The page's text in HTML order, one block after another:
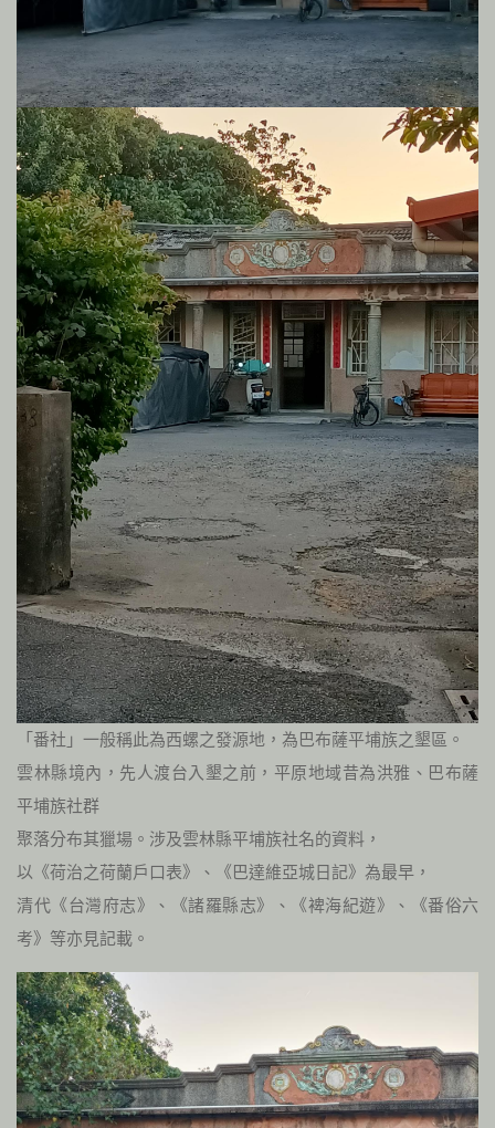
「番社」一般稱此為西螺之發源地，為巴布薩平埔族之墾區。
雲林縣境內，先人渡台入墾之前，平原地域昔為洪雅、巴布薩
平埔族社群
聚落分布其獵場。涉及雲林縣平埔族社名的資料，
以《荷治之荷蘭戶口表》、《巴達維亞城日記》為最早，
清代《台灣府志》、《諸羅縣志》、《裨海紀遊》、《番俗六
考》等亦見記載。